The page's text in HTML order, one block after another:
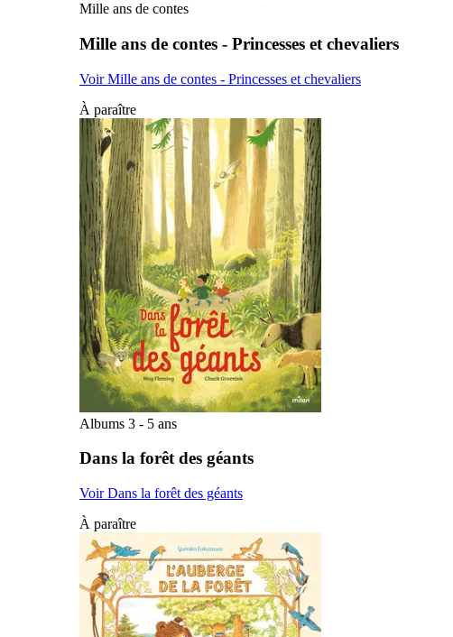
Mille ans de contes
Mille ans de contes - Princesses et chevaliers
Voir Mille ans de contes - Princesses et chevaliers
À paraître
Albums 3 - 5 ans
Dans la forêt des géants
Voir Dans la forêt des géants
À paraître